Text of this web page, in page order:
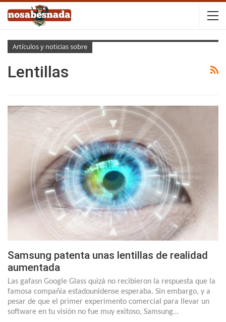
Artículos y noticias sobre
Lentillas
Samsung patenta unas lentillas de realidad
aumentada
Las gafasn Google Glass quizá no recibieron la respuesta que la
famosa compañía estadounidense esperaba. Sin embargo, y a
pesar de que el primer experimento comercial para llevar un
software en tu visión no fue muy exitoso, Samsung…